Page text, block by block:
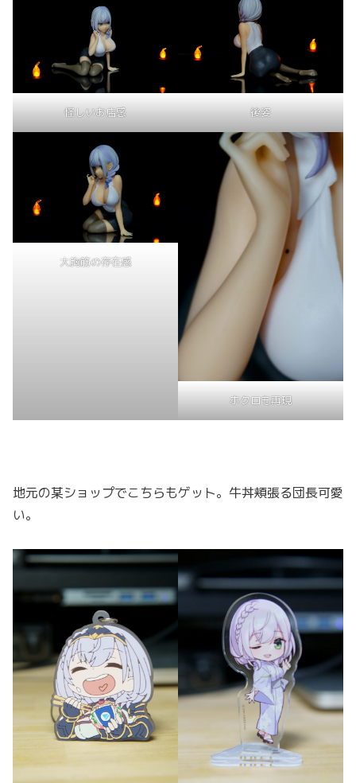
怪しいお店感 後姿
大胸筋の存在感
ホクロも再現
地元の某ショップでこちらもゲット。牛丼頬張る団長可愛
い。